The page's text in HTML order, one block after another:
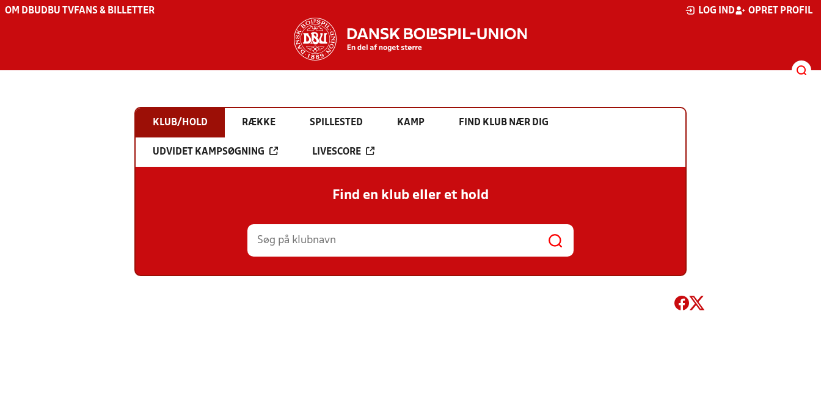
OM DBU DBU TV FANS & BILLETTER LOG IND OPRET PROFIL
KLUB/HOLD RÆKKE SPILLESTED KAMP FIND KLUB NÆR DIG
UDVIDET KAMPSØGNING LIVESCORE
Find en klub eller et hold